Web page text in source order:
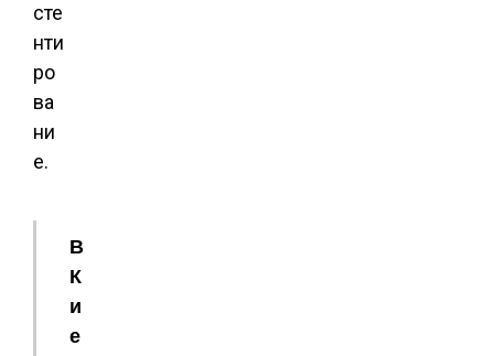
сте
нти
ро
ва
ни
е.
В
К
и
е